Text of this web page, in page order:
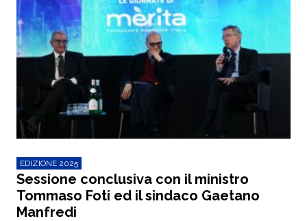
EDIZIONE 2025
Sessione conclusiva con il ministro
Tommaso Foti ed il sindaco Gaetano
Manfredi